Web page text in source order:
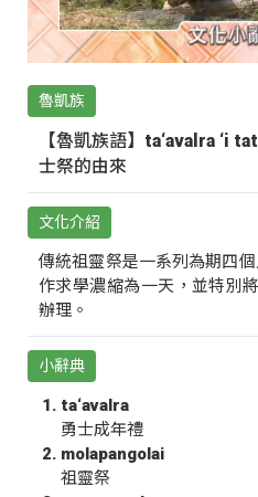
魯凱族
【魯凱族語】ta‘avalra ‘i
士祭的由來
文化介紹
傳統祖靈祭是一系列為期四
作求學濃縮為一天，並特別
辦理。
小辭典
ta‘avalra
勇士成年禮
molapangolai
祖靈祭